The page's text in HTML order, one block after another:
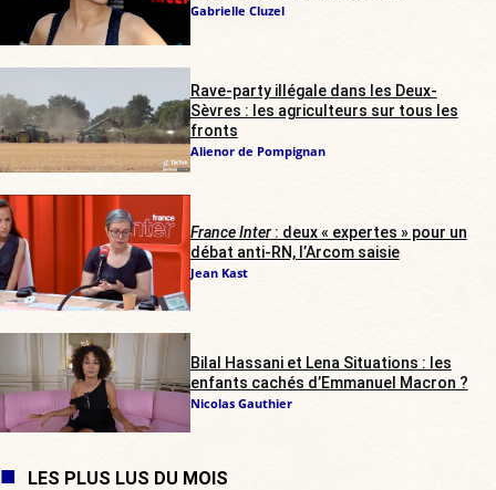
Gabrielle Cluzel
Rave-party illégale dans les Deux-
Sèvres : les agriculteurs sur tous les
fronts
Alienor de Pompignan
France Inter: deux « expertes » pour un
débat anti-RN, l’Arcom saisie
Jean Kast
Bilal Hassani et Lena Situations : les
enfants cachés d’Emmanuel Macron ?
Nicolas Gauthier
LES PLUS LUS DU MOIS